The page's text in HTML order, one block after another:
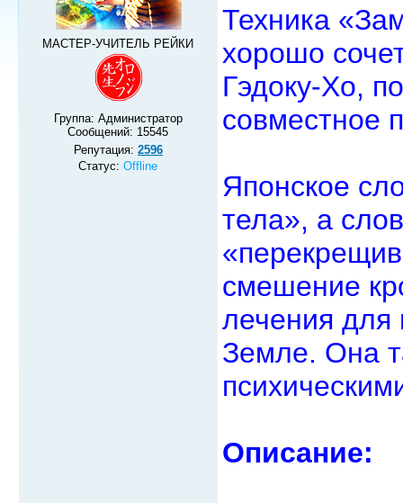
МАСТЕР-УЧИТЕЛЬ РЕЙКИ
Группа: Администратор
Сообщений: 15545
Репутация: 2596
Статус:Offline
Техника
хорошо
Гэдоку-Хо,
совместное
Японское
тела», а
смешение
лечения для
Земле. Она
Описание: